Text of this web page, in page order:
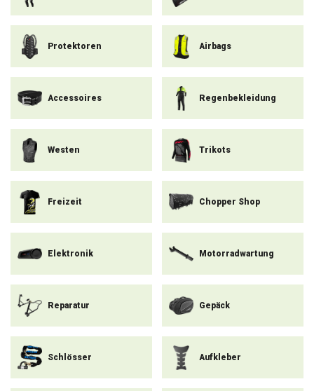
Protektoren Airbags
Accessoires Regenbekleidung
Westen Trikots
Freizeit Chopper Shop
Elektronik Motorradwartung
Reparatur Gepäck
Schlösser Aufkleber